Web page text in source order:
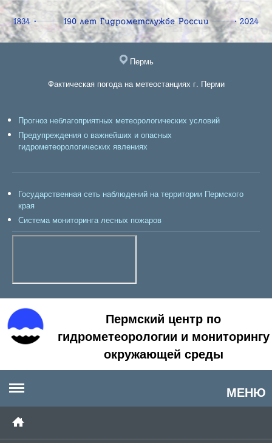
Пермь
Фактическая погода на метеостанциях г. Перми
Прогноз неблагоприятных метеорологических условий
Предупреждения о важнейших и опасных
гидрометеорологических явлениях
Государственная сеть наблюдений на территории Пермского
края
Система мониторинга лесных пожаров
Пермский центр по
гидрометеорологии и мониторингу
окружающей среды
МЕНЮ